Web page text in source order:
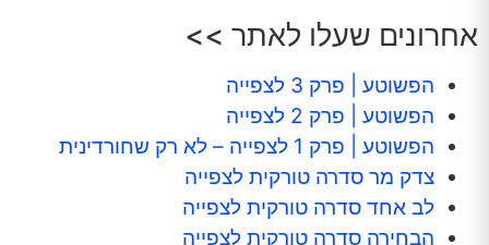
אחרונים שעלו לאתר >>
הפשוטע | פרק 3 לצפייה
הפשוטע | פרק 2 לצפייה
הפשוטע | פרק 1 לצפייה – לא רק שחורדינית
צדק מר סדרה טורקית לצפייה
לב אחד סדרה טורקית לצפייה
הבחירה סדרה טורקית לצפייה